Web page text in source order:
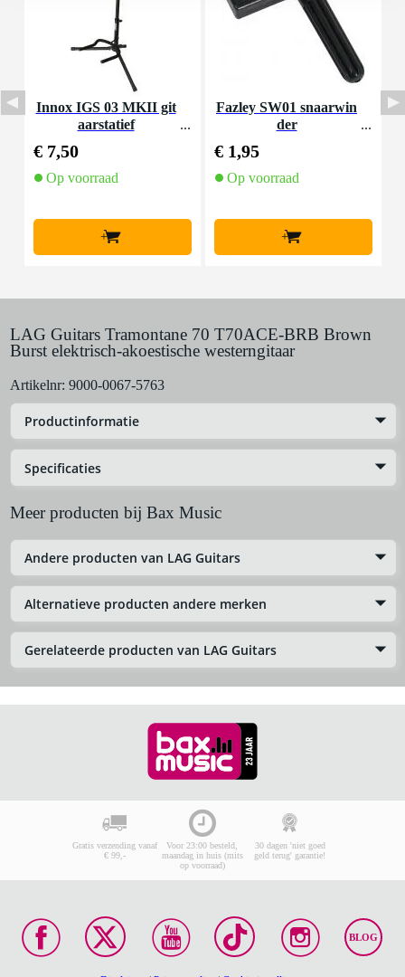
Innox IGS 03 MKII git
aarstatief
€ 7,50
Op voorraad
+
Fazley SW01 snaarwin
der
€ 1,95
Op voorraad
+
LAG Guitars Tramontane 70 T70ACE-BRB Brown
Burst elektrisch-akoestische westerngitaar
Artikelnr: 9000-0067-5763
Productinformatie
Specificaties
Meer producten bij Bax Music
Andere producten van LAG Guitars
Alternatieve producten andere merken
Gerelateerde producten van LAG Guitars
Gratis verzending vanaf
€ 99,-
Voor 23:00 besteld,
maandag in huis (mits
op voorraad)
30 dagen 'niet goed
geld terug' garantie!
BLOG